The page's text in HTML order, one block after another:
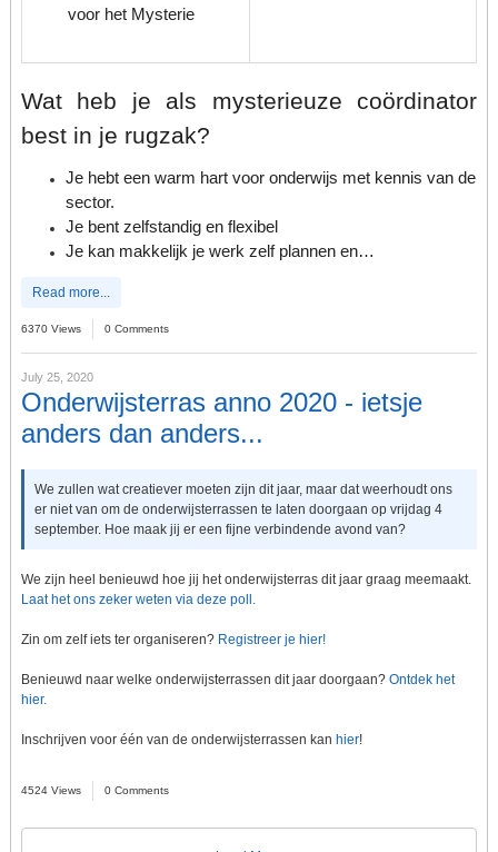
voor het Mysterie
Wat heb je als mysterieuze coördinator
best in je rugzak?
Je hebt een warm hart voor onderwijs met kennis van de
sector.
Je bent zelfstandig en flexibel
Je kan makkelijk je werk zelf plannen en…
Read more...
6370 Views 0 Comments
July 25, 2020
Onderwijsterras anno 2020 - ietsje
anders dan anders...
We zullen wat creatiever moeten zijn dit jaar, maar dat weerhoudt ons
er niet van om de onderwijsterrassen te laten doorgaan op vrijdag 4
september. Hoe maak jij er een fijne verbindende avond van?
We zijn heel benieuwd hoe jij het onderwijsterras dit jaar graag meemaakt.
Laat het ons zeker weten via deze poll.
Zin om zelf iets ter organiseren? Registreer je hier!
Benieuwd naar welke onderwijsterrassen dit jaar doorgaan? Ontdek het
hier.
Inschrijven voor één van de onderwijsterrassen kan hier!
4524 Views 0 Comments